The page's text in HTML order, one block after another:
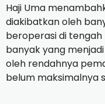
Haji Uma
diakibatkan oleh
beroperasi di
banyak yang
oleh rendahnya
belum maksimalnya